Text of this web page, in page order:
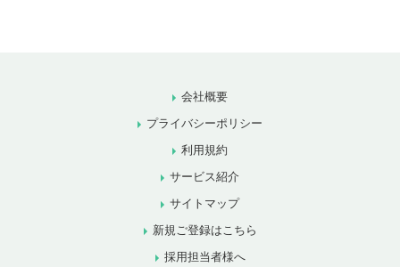
会社概要
プライバシーポリシー
利用規約
サービス紹介
サイトマップ
新規ご登録はこちら
採用担当者様へ